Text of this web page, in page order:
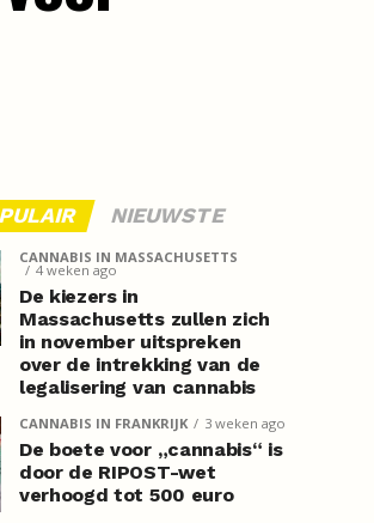
NIEUWSTE
CANNABIS IN MASSACHUSETTS
4 weken ago
De kiezers in
Massachusetts zullen zich
in november uitspreken
over de intrekking van de
legalisering van cannabis
CANNABIS IN FRANKRIJK 3 weken ago
De boete voor „cannabis“ is
door de RIPOST-wet
verhoogd tot 500 euro